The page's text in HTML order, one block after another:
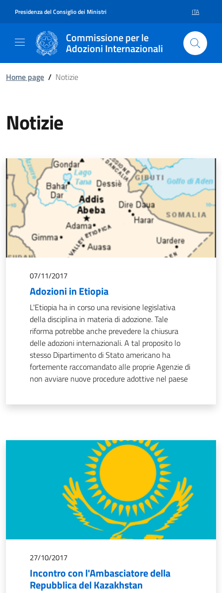
Presidenza del Consiglio dei Ministri ITA
Commissione per le
Adozioni Internazionali
Home page / Notizie
Notizie
07/11/2017
Adozioni in Etiopia
L'Etiopia ha in corso una revisione legislativa
della disciplina in materia di adozione. Tale
riforma potrebbe anche prevedere la chiusura
delle adozioni internazionali. A tal proposito lo
stesso Dipartimento di Stato americano ha
fortemente raccomandato alle proprie Agenzie di
non avviare nuove procedure adottive nel paese
27/10/2017
Incontro con l'Ambasciatore della
Repubblica del Kazakhstan